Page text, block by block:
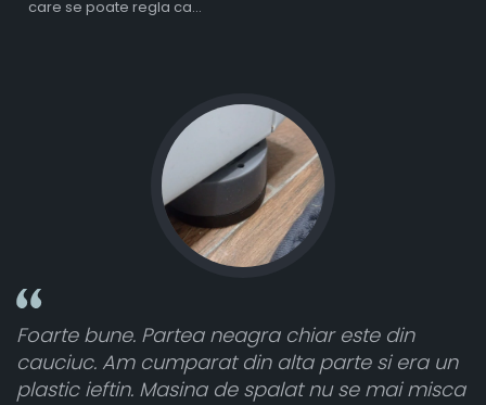
care se poate regla ca
Partea neagra chiar este din
cumparat din alta parte si era un
Masina de spalat nu se mai misca
Toate sunt
atât de
cele 8